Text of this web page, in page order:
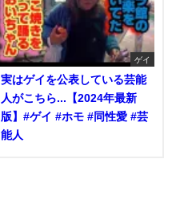
ゲイ
実はゲイを公表している芸能
人がこちら...【2024年最新
版】#ゲイ #ホモ #同性愛 #芸
能人